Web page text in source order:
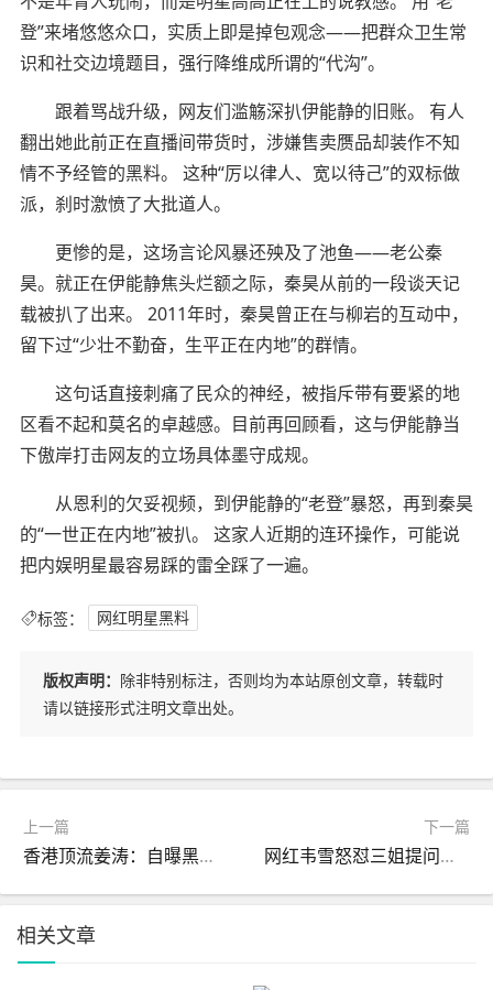
登”来堵悠悠众口，实质上即是掉包观念——把群众卫生常
识和社交边境题目，强行降维成所谓的“代沟”。
跟着骂战升级，网友们滥觞深扒伊能静的旧账。 有人
翻出她此前正在直播间带货时，涉嫌售卖赝品却装作不知
情不予经管的黑料。 这种“厉以律人、宽以待己”的双标做
派，刹时激愤了大批道人。
更惨的是，这场言论风暴还殃及了池鱼——老公秦
昊。就正在伊能静焦头烂额之际，秦昊从前的一段谈天记
载被扒了出来。 2011年时，秦昊曾正在与柳岩的互动中，
留下过“少壮不勤奋，生平正在内地”的群情。
这句话直接刺痛了民众的神经，被指斥带有要紧的地
区看不起和莫名的卓越感。目前再回顾看，这与伊能静当
下傲岸打击网友的立场具体墨守成规。
从恩利的欠妥视频，到伊能静的“老登”暴怒，再到秦昊
的“一世正在内地”被扒。 这家人近期的连环操作，可能说
把内娱明星最容易踩的雷全踩了一遍。
标签： 网红明星黑料
版权声明： 除非特别标注，否则均为本站原创文章，转载时
请以链接形式注明文章出处。
上一篇
香港顶流姜涛：自曝黑料再败路人缘资源降级现事业危机？
下一篇
网红韦雪怒怼三姐提问直言活不起了过往情史被扒引争议
相关文章